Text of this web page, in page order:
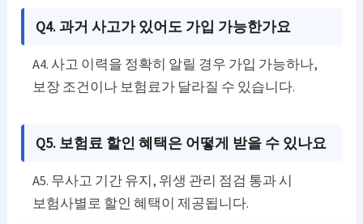
Q4. 과거 사고가 있어도 가입 가능한가요
A4. 사고 이력을 정확히 알릴 경우 가입 가능하나,
보장 조건이나 보험료가 달라질 수 있습니다.
Q5. 보험료 할인 혜택은 어떻게 받을 수 있나요
A5. 무사고 기간 유지, 위생 관리 점검 통과 시
보험사별로 할인 혜택이 제공됩니다.